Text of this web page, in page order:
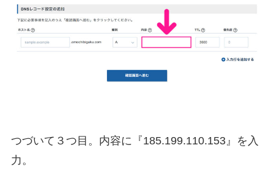
つづいて３つ目。内容に『185.199.110.153』を入
力。